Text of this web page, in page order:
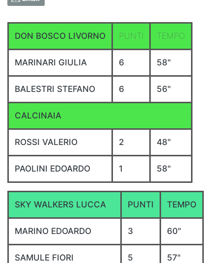
DON BOSCO LIVORNO PUNTI TEMPO
MARINARI GIULIA 6 58"
BALESTRI STEFANO 6 56"
CALCINAIA
ROSSI VALERIO 2 48"
PAOLINI EDOARDO 1 58"
SKY WALKERS LUCCA PUNTI TEMPO
MARINO EDOARDO 3 60"
SAMULE FIORI 5 57"